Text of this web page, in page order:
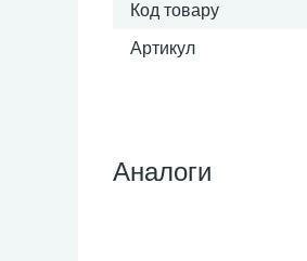
Код товару
Артикул
Аналоги